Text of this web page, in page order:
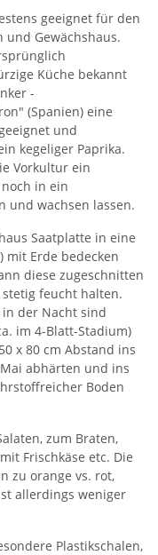
geeignet für den
und Gewächshaus.
Küche bekannt
-
(Spanien) eine
und
kegeliger Paprika.
Vorkultur ein
in ein
und wachsen lassen.
Saatplatte in eine
mit Erde bedecken
diese zugeschnitten
feucht halten.
der Nacht sind
im 4-Blatt-Stadium)
x 80 cm Abstand ins
abhärten und ins
Boden
zum Braten,
Frischkäse etc. Die
zu orange vs. rot,
allerdings weniger
Plastikschalen,